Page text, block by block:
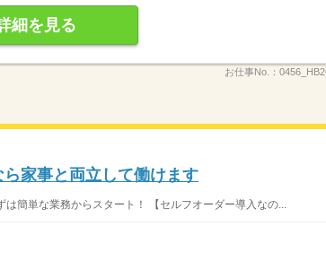
細を見る
お仕事No.：
ら家事と両立して働けます
簡単な業務からスタート！ 【セルフオーダー導入なの...